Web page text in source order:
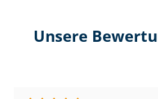
Unsere